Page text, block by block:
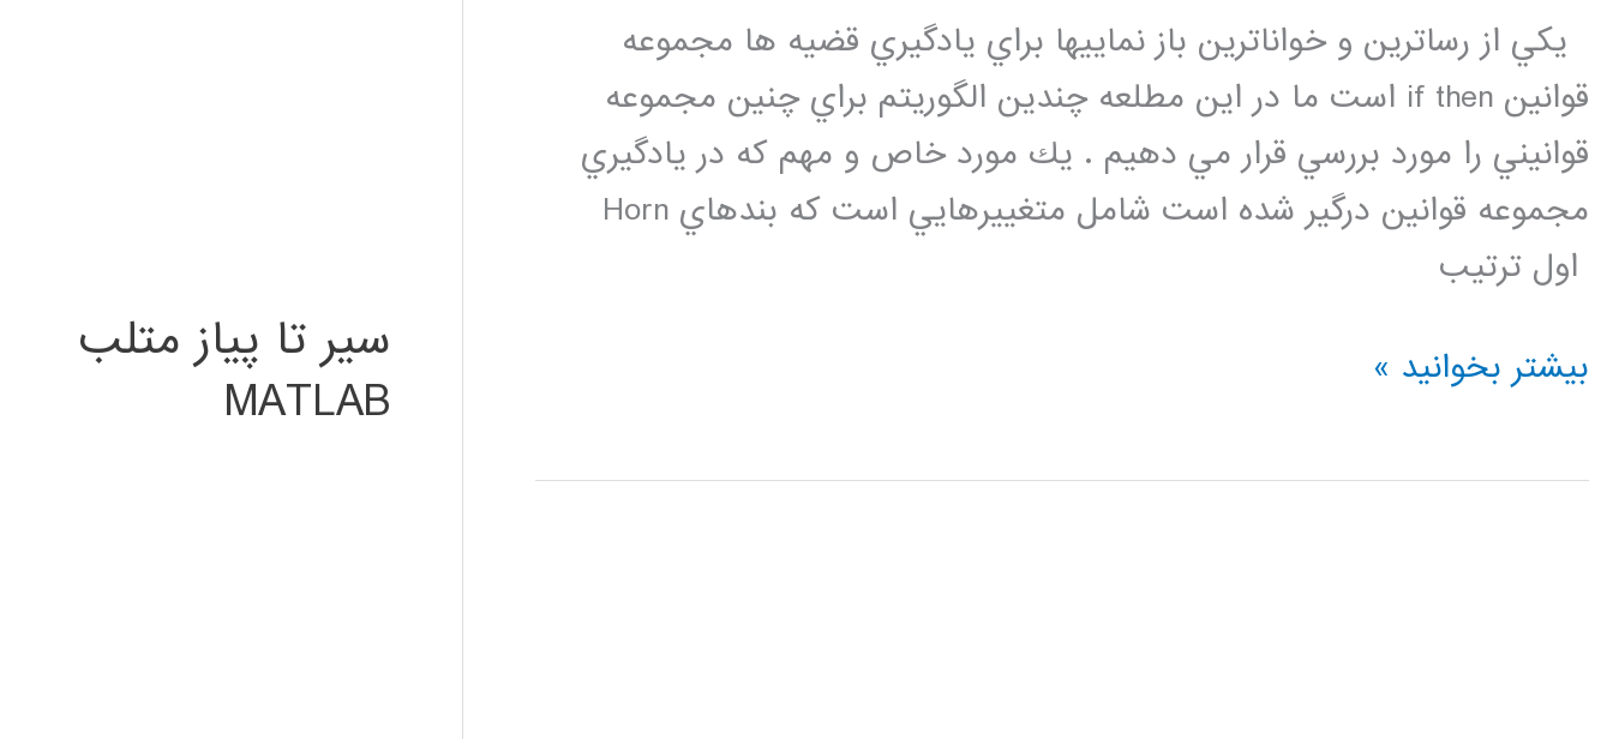
يكي از رساترين و خواناترين باز نماييها براي يادگيري قضيه ها مجموعه
قوانين if then است ما در اين مطلعه چندين الگوريتم براي چنين مجموعه
قوانيني را مورد بررسي قرار مي دهيم . يك مورد خاص و مهم كه در يادگيري
مجموعه قوانين درگير شده است شامل متغييرهايي است كه بندهاي Horn
اول ترتيب
ياگيري
فازي
بیشتر بخوانید »
سیر تا پیاز متلب
MATLAB